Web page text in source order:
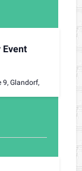
Glandorf,